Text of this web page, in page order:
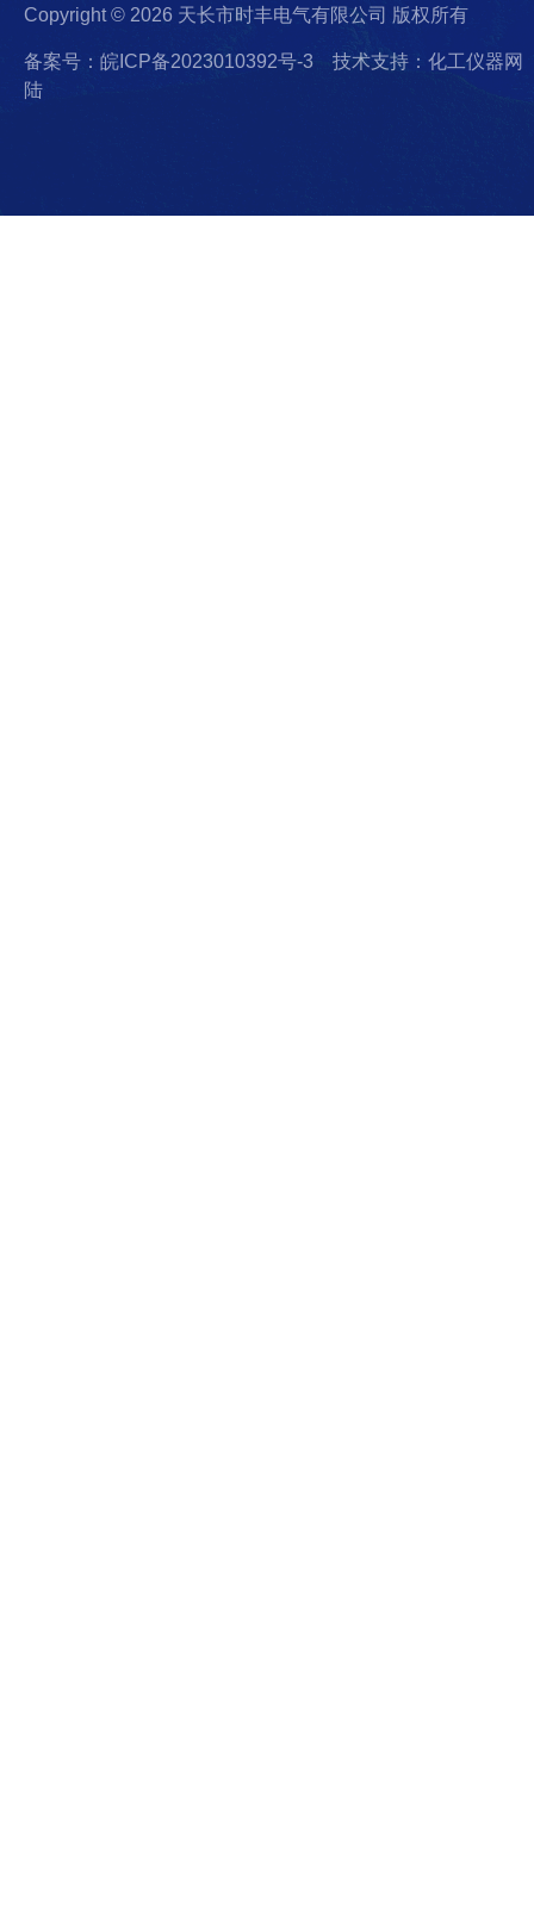
Copyright © 2026 天长市时丰电气有限公司 版权所有
备案号：皖ICP备2023010392号-3
技术支持：化工仪器网
陆